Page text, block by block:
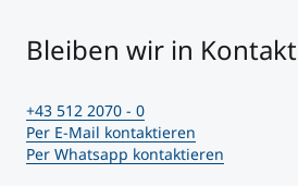
Bleiben wir in Kontakt
+43 512 2070 - 0
Per E-Mail kontaktieren
Per Whatsapp kontaktieren